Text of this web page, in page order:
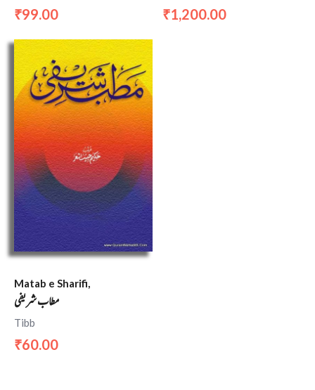
₹99.00 ₹1,200.00
Matab e Sharifi,
مطاب شریفی
Tibb
₹60.00